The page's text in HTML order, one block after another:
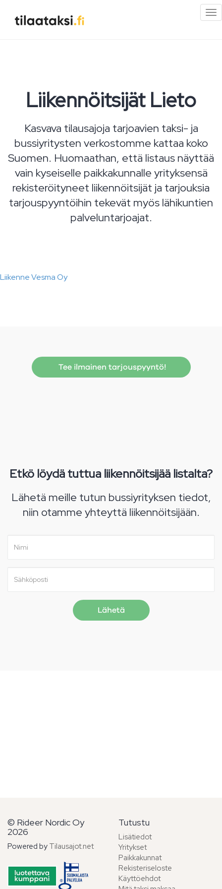
Liikennöitsijät Lieto
Kasvava tilausajoja tarjoavien taksi- ja
bussiyritysten verkostomme kattaa koko
Suomen. Huomaathan, että listaus näyttää
vain kyseiselle paikkakunnalle yrityksensä
rekisteröityneet liikennöitsijät ja tarjouksia
tarjouspyyntöihin tekevät myös lähikuntien
palveluntarjoajat.
Liikenne Vesma Oy
Tee ilmainen tarjouspyyntö!
Etkö löydä tuttua liikennöitsijää listalta?
Lähetä meille tutun bussiyrityksen tiedot,
niin otamme yhteyttä liikennöitsijään.
© Rideer Nordic Oy
2026
Powered by Tilausajot.net
Tutustu
Lisätiedot
Yritykset
Paikkakunnat
Rekisteriseloste
Käyttöehdot